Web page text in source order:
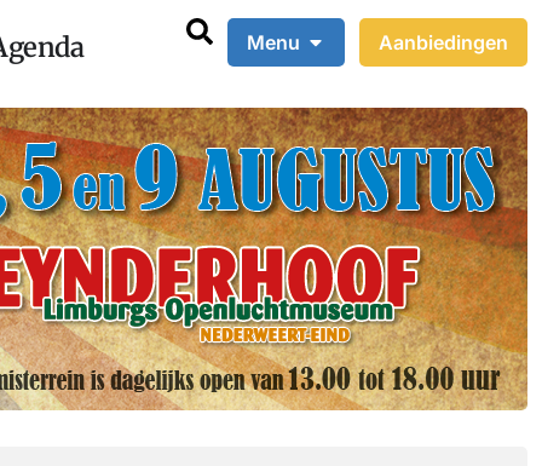
Menu Aanbiedingen